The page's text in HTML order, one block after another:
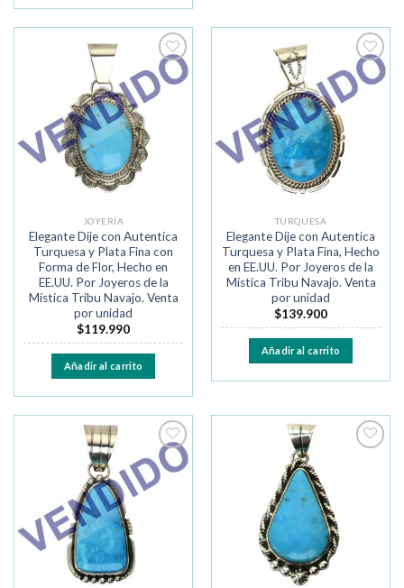
Añadir
a la
lista de
JOYERÍA
Elegante Dije con Autentica
Turquesa y Plata Fina con
Forma de Flor, Hecho en
EE.UU. Por Joyeros de la
Mística Tribu Navajo. Venta
por unidad
$119.990
Añadir al carrito
Añadir
a la
lista de
TURQUESA
Elegante Dije con Autentica
Turquesa y Plata Fina, Hecho
en EE.UU. Por Joyeros de la
Mística Tribu Navajo. Venta
por unidad
$139.900
Añadir al carrito
Añadir
a la
lista de